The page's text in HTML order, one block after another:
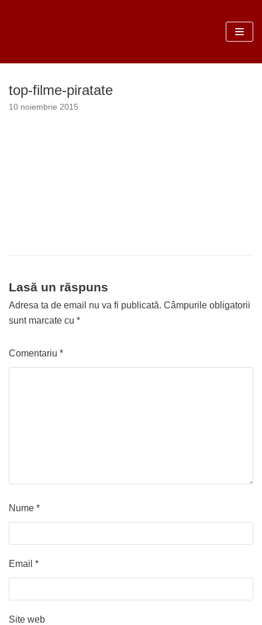
conținut
top-filme-piratate
10 noiembrie 2015
Lasă un răspuns
Adresa ta de email nu va fi publicată. Câmpurile obligatorii
sunt marcate cu *
Comentariu *
Nume *
Email *
Site web